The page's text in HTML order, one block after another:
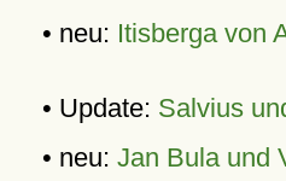
• neu: Itisberga von
• Update: Salvius
• neu: Jan Bula und